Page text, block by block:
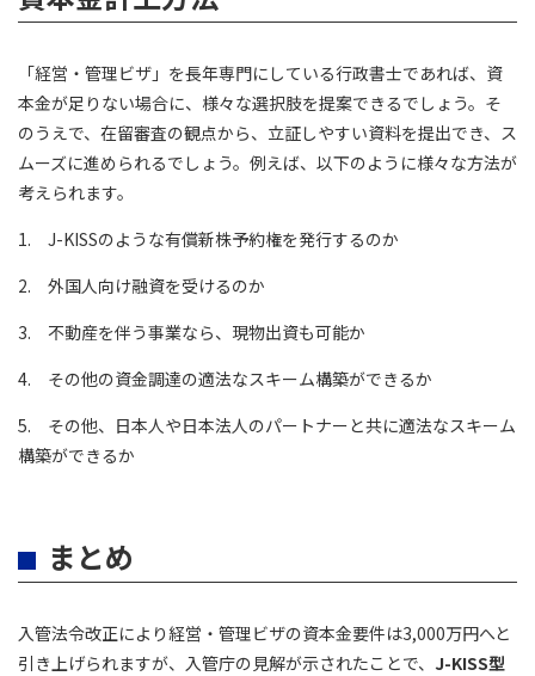
「経営・管理ビザ」を長年専門にしている行政書士であれば、資
本金が足りない場合に、様々な選択肢を提案できるでしょう。そ
のうえで、在留審査の観点から、立証しやすい資料を提出でき、ス
ムーズに進められるでしょう。例えば、以下のように様々な方法が
考えられます。
1. J-KISSのような有償新株予約権を発行するのか
2. 外国人向け融資を受けるのか
3. 不動産を伴う事業なら、現物出資も可能か
4. その他の資金調達の適法なスキーム構築ができるか
5. その他、日本人や日本法人のパートナーと共に適法なスキーム
構築ができるか
まとめ
入管法令改正により経営・管理ビザの資本金要件は3,000万円へと
引き上げられますが、入管庁の見解が示されたことで、 J-KISS型